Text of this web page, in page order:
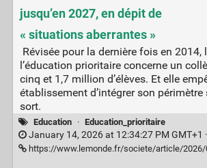
jusqu’en 2027, en dépit de
« situations aberrantes »
Révisée pour la dernière fois en 2014,
l’éducation prioritaire concerne un
cinq et 1,7 million d’élèves. Et elle
établissement d’intégrer son périmètre
sort.
Education · Education_prioritaire
January 14, 2026 at 12:34:27 PM GMT+1 ·
https://www.lemonde.fr/societe/article/2026/01/06/la-carte-de-l-education-prioritaire-restera-gelee-jusqu-en-2027-en-